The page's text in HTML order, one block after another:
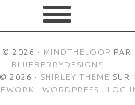
© 2026 · MINDTHELOOP PAR
BLUEBERRYDESIGNS
2026 · SHIRLEY THEME SUR
· WORDPRESS · LOG